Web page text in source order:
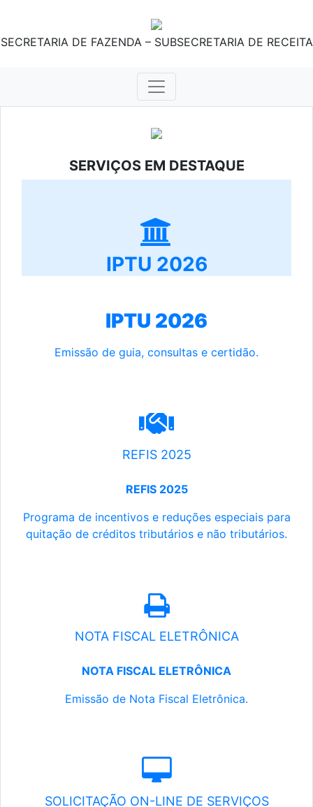
SECRETARIA DE FAZENDA – SUBSECRETARIA DE RECEITA
SERVIÇOS EM DESTAQUE
IPTU 2026
IPTU 2026
Emissão de guia, consultas e certidão.
REFIS 2025
REFIS 2025
Programa de incentivos e reduções especiais para
quitação de créditos tributários e não tributários.
NOTA FISCAL ELETRÔNICA
NOTA FISCAL ELETRÔNICA
Emissão de Nota Fiscal Eletrônica.
SOLICITAÇÃO ON-LINE DE SERVIÇOS